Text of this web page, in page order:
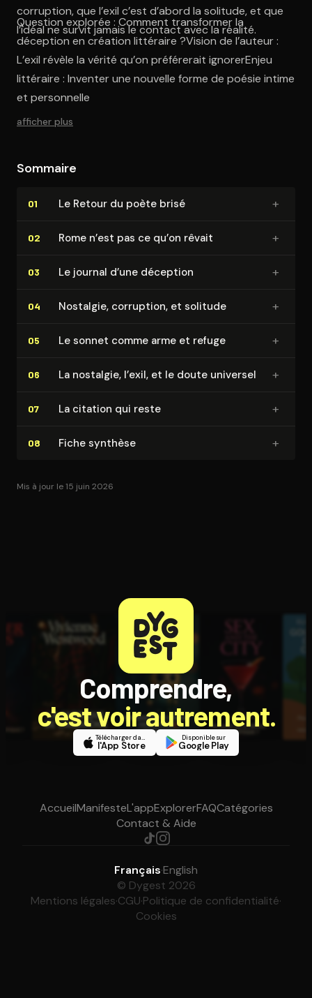
corruption, que l’exil c’est d’abord la solitude, et que
l’idéal ne survit jamais le contact avec la réalité.
Question explorée : Comment transformer la
déception en création littéraire ?Vision de l’auteur :
L’exil révèle la vérité qu’on préférerait ignorerEnjeu
littéraire : Inventer une nouvelle forme de poésie intime
et personnelle
afficher plus
Sommaire
01 Le Retour du poète brisé +
02 Rome n’est pas ce qu’on rêvait +
03 Le journal d’une déception +
04 Nostalgie, corruption, et solitude +
05 Le sonnet comme arme et refuge +
06 La nostalgie, l’exil, et le doute universel +
07 La citation qui reste +
08 Fiche synthèse +
Mis à jour le 15 juin 2026
Comprendre,
c'est voir autrement.
Télécharger dans
l'App Store
Disponible sur
Google Play
AccueilManifesteL'appExplorerFAQCatégories
Contact & Aide
Français·English
© Dygest 2026
Mentions légales·CGU·Politique de confidentialité·
Cookies